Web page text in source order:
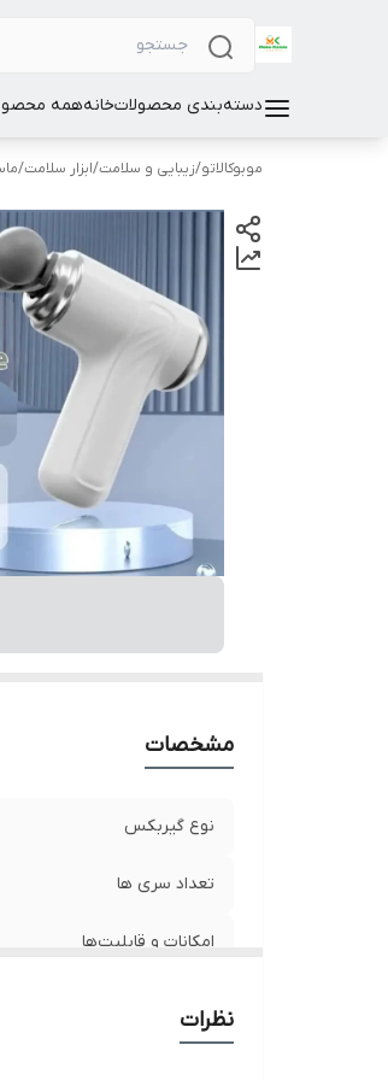
دسته‌بندی محصولاتخانههمه
موبوکالاتو/زیبایی و سلامت/ابزار سلامت/
مشخصات
نوع گیربکس
تعداد سری ها
امکانات و قابلیت‌ها
نظرات